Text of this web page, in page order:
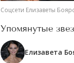
Соцсети Елизаветы
Упомянутые
Елизавета